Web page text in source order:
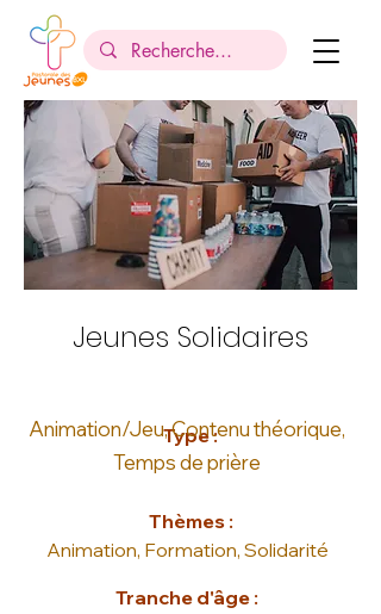
Type :
Thèmes :
Jeunes Solidaires
Animation/Jeu, Contenu théorique,
Temps de prière
Animation, Formation, Solidarité
Tranche d'âge :